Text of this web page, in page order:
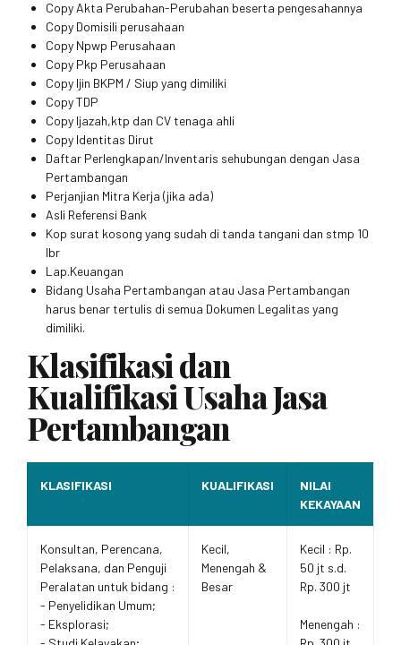
Copy Akta Perubahan-Perubahan beserta pengesahannya
Copy Domisili perusahaan
Copy Npwp Perusahaan
Copy Pkp Perusahaan
Copy Ijin BKPM / Siup yang dimiliki
Copy TDP
Copy Ijazah,ktp dan CV tenaga ahli
Copy Identitas Dirut
Daftar Perlengkapan/Inventaris sehubungan dengan Jasa
Pertambangan
Perjanjian Mitra Kerja (jika ada)
Asli Referensi Bank
Kop surat kosong yang sudah di tanda tangani dan stmp 10
lbr
Lap.Keuangan
Bidang Usaha Pertambangan atau Jasa Pertambangan
harus benar tertulis di semua Dokumen Legalitas yang
dimiliki.
Klasifikasi dan
Kualifikasi Usaha Jasa
Pertambangan
KLASIFIKASI KUALIFIKASI
NILAI
KEKAYAAN
Konsultan, Perencana,
Pelaksana, dan Penguji
Peralatan untuk bidang :
- Penyelidikan Umum;
- Eksplorasi;
Kecil,
Menengah &
Besar
Kecil : Rp.
50 jt s.d.
Rp. 300 jt
Menengah :